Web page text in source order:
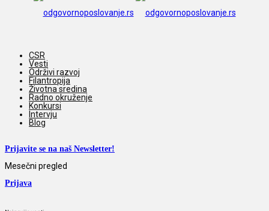
CSR
Vesti
Održivi razvoj
Filantropija
Životna sredina
Radno okruženje
Konkursi
Intervju
Blog
Prijavite se na naš Newsletter!
Mesečni pregled
Prijava